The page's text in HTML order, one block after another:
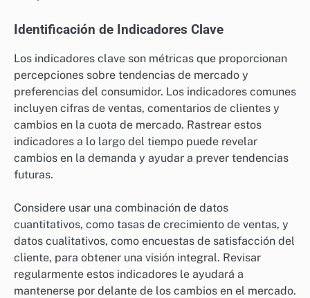
Identificación de Indicadores Clave
Los indicadores clave son métricas que proporcionan
percepciones sobre tendencias de mercado y
preferencias del consumidor. Los indicadores comunes
incluyen cifras de ventas, comentarios de clientes y
cambios en la cuota de mercado. Rastrear estos
indicadores a lo largo del tiempo puede revelar
cambios en la demanda y ayudar a prever tendencias
futuras.
Considere usar una combinación de datos
cuantitativos, como tasas de crecimiento de ventas, y
datos cualitativos, como encuestas de satisfacción del
cliente, para obtener una visión integral. Revisar
regularmente estos indicadores le ayudará a
mantenerse por delante de los cambios en el mercado.